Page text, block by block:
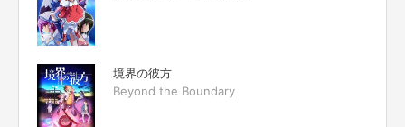
境界の彼方
Beyond the Boundary